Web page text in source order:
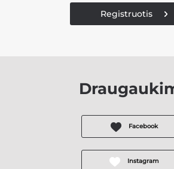
Registruotis
Facebook
Instagram